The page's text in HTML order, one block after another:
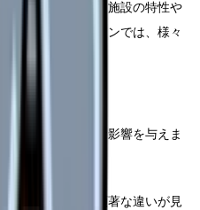
系を持っており、施設の特性や
ます。本セクションでは、様々
解説いたします。
与水準に直接的な影響を与えま
は、給与体系に顕著な違いが見